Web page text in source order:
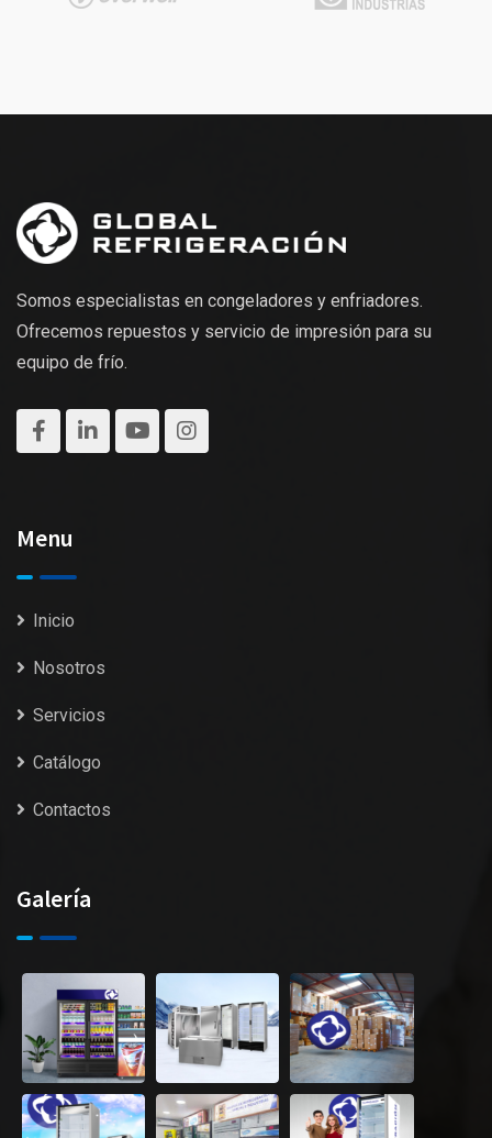
Somos especialistas en congeladores y enfriadores.
Ofrecemos repuestos y servicio de impresión para su
equipo de frío.
Menu
Inicio
Nosotros
Servicios
Catálogo
Contactos
Galería